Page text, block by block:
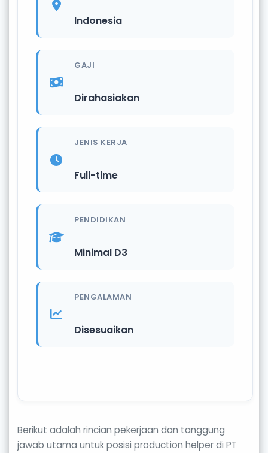
Indonesia
GAJI
Dirahasiakan
JENIS KERJA
Full-time
PENDIDIKAN
Minimal D3
PENGALAMAN
Disesuaikan
Berikut adalah rincian pekerjaan dan tanggung
jawab utama untuk posisi production helper di PT